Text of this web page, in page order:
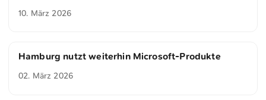
10. März 2026
Hamburg nutzt weiterhin Microsoft-Produkte
02. März 2026